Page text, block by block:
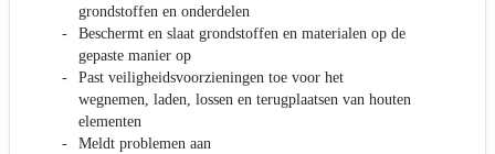
grondstoffen en onderdelen
Beschermt en slaat grondstoffen en materialen op de
gepaste manier op
Past veiligheidsvoorzieningen toe voor het
wegnemen, laden, lossen en terugplaatsen van houten
elementen
Meldt problemen aan